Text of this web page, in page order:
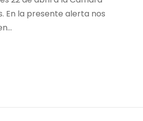
En la presente alerta nos